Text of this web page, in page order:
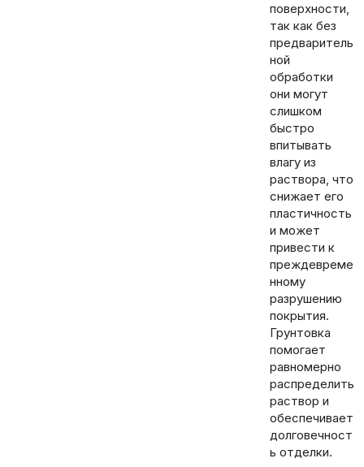
поверхности,
так как без
предваритель
ной
обработки
они могут
слишком
быстро
впитывать
влагу из
раствора, что
снижает его
пластичность
и может
привести к
преждевреме
нному
разрушению
покрытия.
Грунтовка
помогает
равномерно
распределить
раствор и
обеспечивает
долговечност
ь отделки.